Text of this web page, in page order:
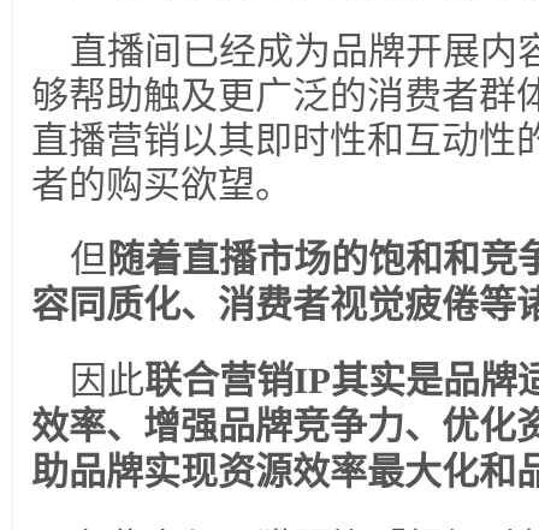
直播间已经成为品牌开展内
够帮助触及更广泛的消费者群
直播营销以其即时性和互动性
者的购买欲望。
但随着直播市场的饱和和竞
容同质化、消费者视觉疲倦等
因此联合营销IP其实是品牌
效率、增强品牌竞争力、优化
助品牌实现资源效率最大化和